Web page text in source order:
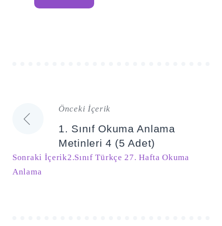
Şu
Yazı
gezinmesi
Önceki İçerik
1. Sınıf Okuma Anlama
Metinleri 4 (5 Adet)
Sonraki İçerik2.Sınıf Türkçe 27. Hafta Okuma
Anlama